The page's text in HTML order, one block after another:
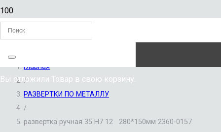
ЗАКАЗАТЬ ЗВОНОК
Вы отложили Товар в свою корзину.
Главная
/
РАЗВЕРТКИ ПО МЕТАЛЛУ
/
развертка ручная 35 Н7 12 280*150мм 2360-0157